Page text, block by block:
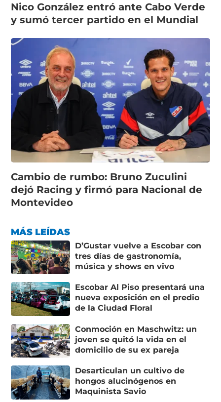
Nico González entró ante Cabo Verde
y sumó tercer partido en el Mundial
Cambio de rumbo: Bruno Zuculini
dejó Racing y firmó para Nacional de
Montevideo
MÁS LEÍDAS
D’Gustar vuelve a Escobar con
tres días de gastronomía,
música y shows en vivo
Escobar Al Piso presentará una
nueva exposición en el predio
de la Ciudad Floral
Conmoción en Maschwitz: un
joven se quitó la vida en el
domicilio de su ex pareja
Desarticulan un cultivo de
hongos alucinógenos en
Maquinista Savio